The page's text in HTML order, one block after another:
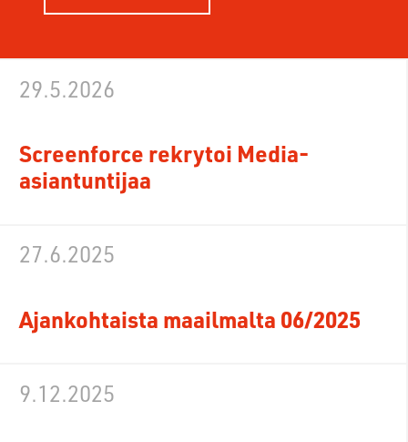
Screenforce rekrytoi Media-
asiantuntijaa
29.5.2026
Ajankohtaista maailmalta 06/2025
27.6.2025
9.12.2025